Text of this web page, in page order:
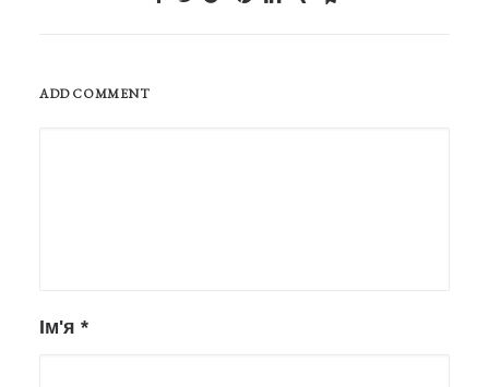
ADD COMMENT
Ім'я *